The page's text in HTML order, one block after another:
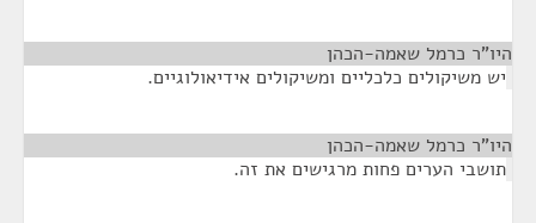
היו"ר כרמל שאמה-הכהן
יש משיקולים כלכליים ומשיקולים אידיאולוגיים.
היו"ר כרמל שאמה-הכהן
תושבי הערים פחות מרגישים את זה.